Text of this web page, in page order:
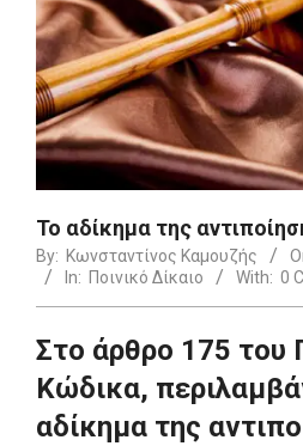
Το αδίκημα της
By: Κωνσταντίνος Καμουζής
In: Ποινικό Δίκαιο With: 0
Στο άρθρο 175 του
Κώδικα,
αδίκημα της